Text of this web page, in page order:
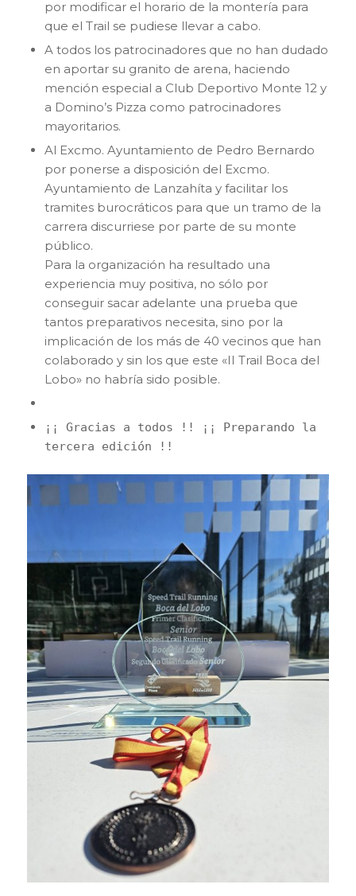
por modificar el horario de la montería para
que el Trail se pudiese llevar a cabo.
A todos los patrocinadores que no han dudado
en aportar su granito de arena, haciendo
mención especial a Club Deportivo Monte 12 y
a Domino’s Pizza como patrocinadores
mayoritarios.
Al Excmo. Ayuntamiento de Pedro Bernardo
por ponerse a disposición del Excmo.
Ayuntamiento de Lanzahíta y facilitar los
tramites burocráticos para que un tramo de la
carrera discurriese por parte de su monte
público.
Para la organización ha resultado una
experiencia muy positiva, no sólo por
conseguir sacar adelante una prueba que
tantos preparativos necesita, sino por la
implicación de los más de 40 vecinos que han
colaborado y sin los que este «II Trail Boca del
Lobo» no habría sido posible.
¡¡ Gracias a todos !! ¡¡ Preparando la
tercera edición !!